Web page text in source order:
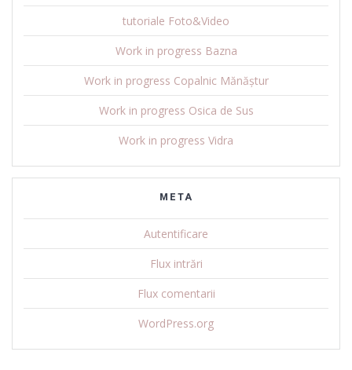
tutoriale Foto&Video
Work in progress Bazna
Work in progress Copalnic Mănăștur
Work in progress Osica de Sus
Work in progress Vidra
META
Autentificare
Flux intrări
Flux comentarii
WordPress.org